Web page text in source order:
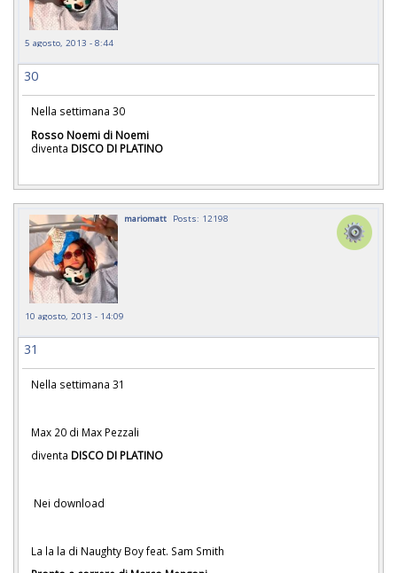
5 agosto, 2013 - 8:44
30
Nella settimana 30
Rosso Noemi di Noemi
diventa DISCO DI PLATINO
mariomatt Posts: 12198
10 agosto, 2013 - 14:09
31
Nella settimana 31
Max 20 di Max Pezzali
diventa DISCO DI PLATINO
Nei download
La la la di Naughty Boy feat. Sam Smith